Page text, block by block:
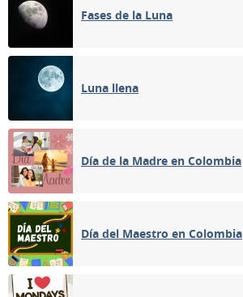
Fases de la Luna
Luna llena
Día de la Madre en Colombia
Día del Maestro en Colombia